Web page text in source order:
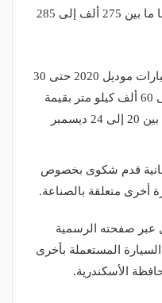
حتى 30 ألف كيلو متر، تتراوح قيمتها ما بين 275 ألف إلى 285
وشمل قرار الاستبدال أيضًا على سيارات موديل 2020 حتى 30
ألف كيلو متر، وكذلك السيارات حتى 60 ألف كيلو متر بقيمة
سعرية متفاوتة، وذلك في الفترة ما بين 20 إلى 24 ديسمبر
قدم شكوى بخصوص
متعلقة بالصناعة.
عبر صفحته الرسمية
المستعملة بأخرى
الأسكندرية.